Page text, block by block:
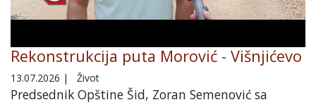
Rekonstrukcija puta Morović - Višnjićevo
13.07.2026 | Život
Predsednik Opštine Šid, Zoran Semenović sa